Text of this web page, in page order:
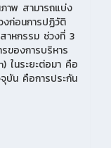
สามารถแบ่ง
งก่อนการปฏิวัติ
าหกรรม ช่วงที่ 3
ของการบริหาร
ในระยะต่อมา คือ
น คือการประกัน